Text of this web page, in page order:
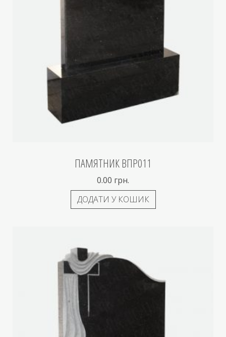
ПАМЯТНИК ВПР011
0.00 грн.
ДОДАТИ У КОШИК